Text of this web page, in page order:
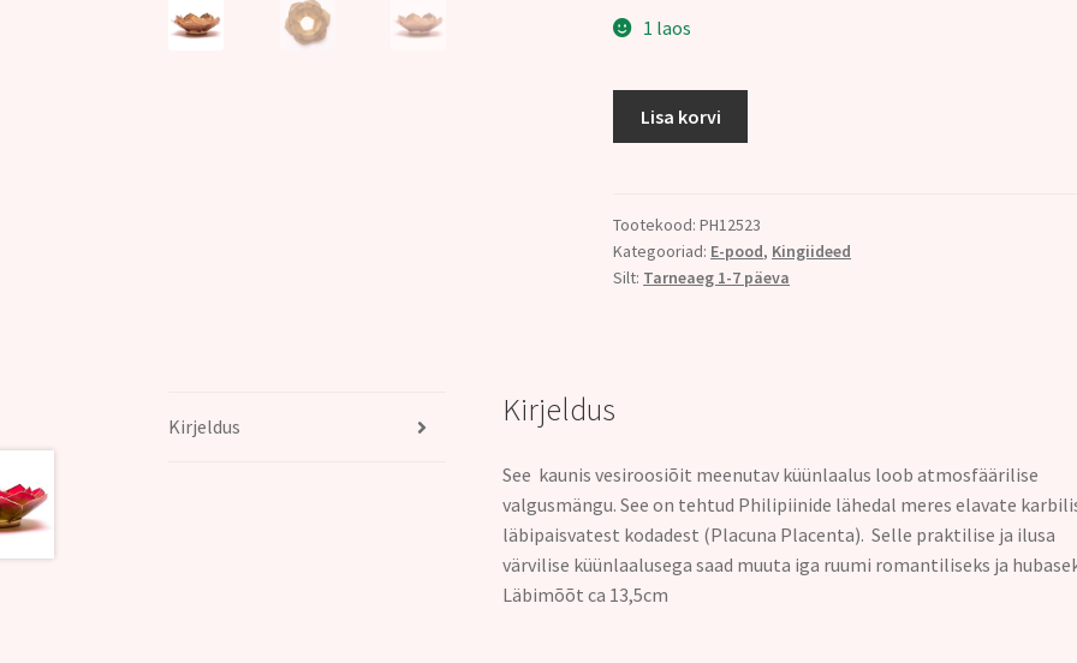
1 laos
Lisa korvi
Tootekood:PH12523
Kategooriad: E-pood, Kingiideed
Silt: Tarneaeg 1-7 päeva
Kirjeldus Kirjeldus
See kaunis vesiroosiõit meenutav küünlaalus loob atmosfäärilise
valgusmängu. See on tehtud Philipiinide lähedal meres elavate
läbipaisvatest kodadest (Placuna Placenta). Selle praktilise ja ilusa
värvilise küünlaalusega saad muuta iga ruumi romantiliseks ja
Läbimõõt ca 13,5cm